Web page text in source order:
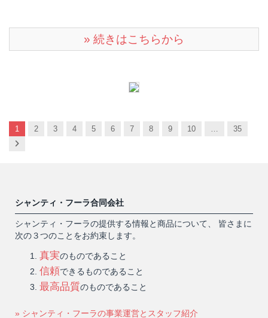
» 続きはこちらから
1 2 3 4 5 6 7 8 9 10 …
35
Next
シャンティ・フーラ合同会社
シャンティ・フーラの提供する情報と商品について、 皆さまに
次の３つのことをお約束します。
真実のものであること
信頼できるものであること
最高品質のものであること
» シャンティ・フーラの事業運営とスタッフ紹介